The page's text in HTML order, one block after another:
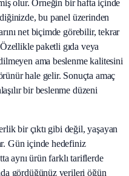
olur. Örneğin bir hafta içinde
bu panel üzerinden
net biçimde görebilir, tekrar
paketli gıda veya
ama beslenme kalitesini
hale gelir. Sonuçta amaç
bir beslenme düzeni
bir çıktı gibi değil, yaşayan
Gün içinde hedefiniz
aynı ürün farklı tariflerde
gördüğünüz verileri öğün